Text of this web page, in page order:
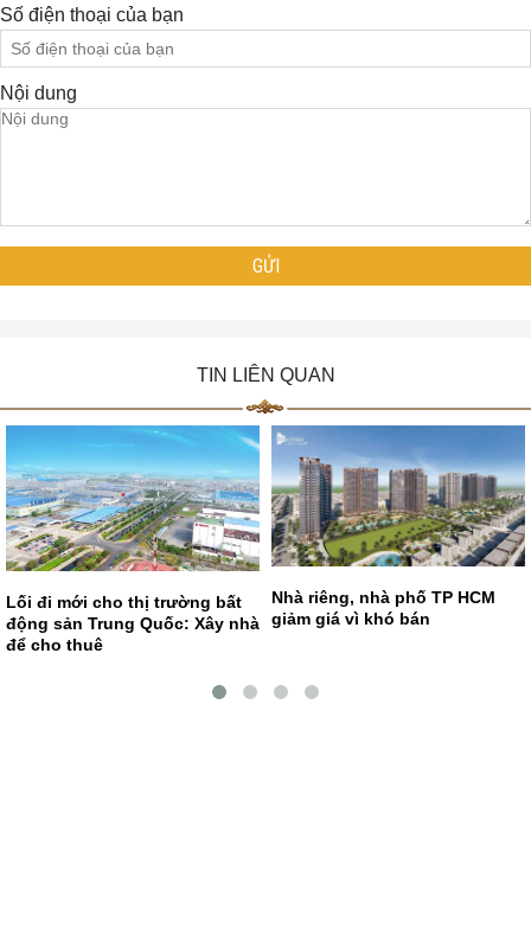
Số điện thoại của bạn
Nội dung
TIN LIÊN QUAN
Lối đi mới cho thị trường bất
động sản Trung Quốc: Xây nhà
để cho thuê
Nhà riêng, nhà phố TP HCM
giảm giá vì khó bán